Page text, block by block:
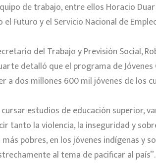
de trabajo, entre ellos Horacio
Futuro y el Servicio Nacional de
del Trabajo y Previsión Social,
detalló que el programa de
a dos millones 600 mil jóvenes de los
estudios de educación superior,
tanto la violencia, la inseguridad y
pobres, en los jóvenes indígenas
al tema de pacificar al país”.